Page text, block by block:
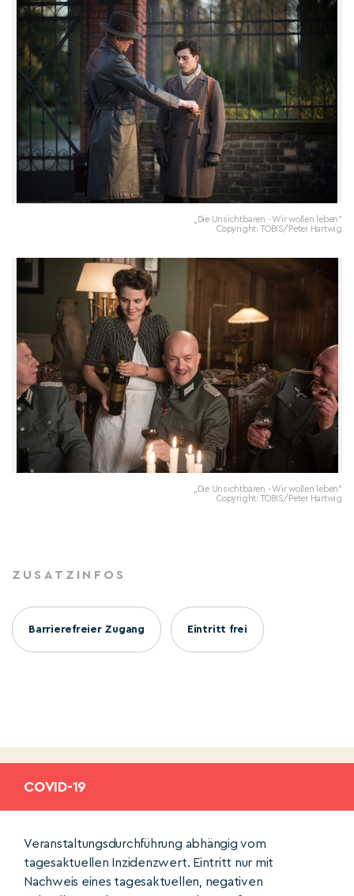
„Die Unsichtbaren - Wir wollen leben"
Copyright: TOBIS/Peter Hartwig
„Die Unsichtbaren - Wir wollen leben"
Copyright: TOBIS/Peter Hartwig
ZUSATZINFOS
Barrierefreier Zugang Eintritt frei
COVID-19
Veranstaltungsdurchführung abhängig vom
tagesaktuellen Inzidenzwert. Eintritt nur mit
Nachweis eines tagesaktuellen, negativen